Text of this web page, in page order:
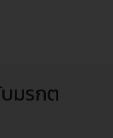
มรกต